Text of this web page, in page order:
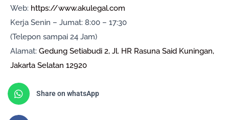
Web: https://www.akulegal.com
Kerja Senin – Jumat: 8:00 – 17:30
(Telepon sampai 24 Jam)
Alamat: Gedung Setiabudi 2, Jl. HR Rasuna Said Kuningan,
Jakarta Selatan 12920
Share on whatsApp